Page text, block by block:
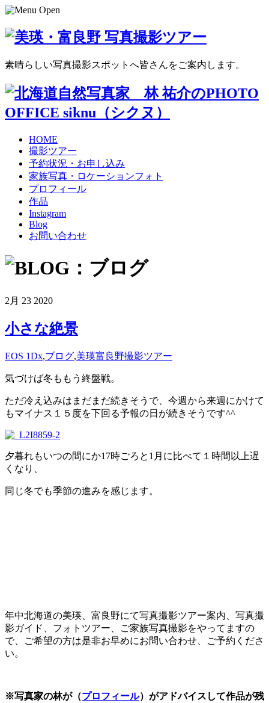
素晴らしい写真撮影スポットへ皆さんをご案内します。
HOME
撮影ツアー
予約状況・お申し込み
家族写真・ロケーションフォト
プロフィール
作品
Instagram
Blog
お問い合わせ
2月 23 2020
小さな絶景
EOS 1Dx,ブログ,美瑛富良野撮影ツアー
気づけば冬ももう終盤戦。
ただ冷え込みはまだまだ続きそうで、今週から来週にかけて
もマイナス１５度を下回る予報の日が続きそうです^^
夕暮れもいつの間にか17時ごろと1月に比べて１時間以上遅
くなり、
同じ冬でも季節の進みを感じます。
年中北海道の美瑛、富良野にて写真撮影ツアー案内、写真撮
影ガイド、フォトツアー、ご家族写真撮影をやってますの
で、ご希望の方は是非お早めにお問い合わせ、ご予約くださ
い。
※写真家の林が（プロフィール）がアドバイスして作品が残